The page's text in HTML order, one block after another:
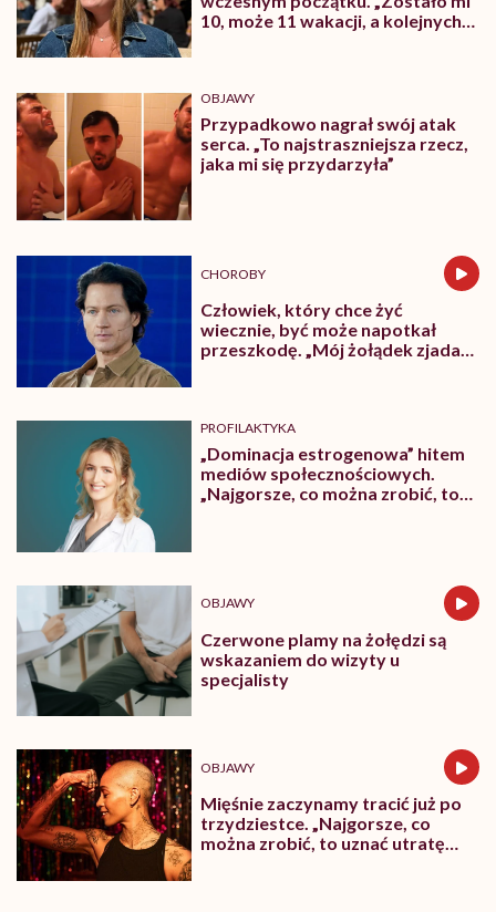
medycyna
sobie
nie
10, może 11 wakacji, a kolejnych
OBJAWY
Przypadkowo nagrał swój atak
serca. „To najstraszniejsza rzecz,
jaka mi się przydarzyła”
CHOROBY
Człowiek, który chce żyć
wiecznie, być może napotkał
przeszkodę. „Mój żołądek zjada
PROFILAKTYKA
„Dominacja estrogenowa” hitem
mediów społecznościowych.
„Najgorsze, co można zrobić, to
OBJAWY
Czerwone plamy na żołędzi są
wskazaniem do wizyty u
specjalisty
OBJAWY
Mięśnie zaczynamy tracić już po
trzydziestce. „Najgorsze, co
można zrobić, to uznać utratę